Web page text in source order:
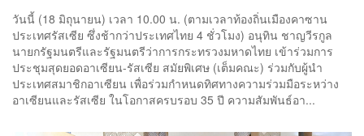
วันนี้ (18 มิถุนายน) เวลา 10.00 น. (ตามเวลาท้องถิ่นเมืองคาซาน
ประเทศรัสเซีย ซึ่งช้ากว่าประเทศไทย 4 ชั่วโมง) อนุทิน ชาญวีรกูล
นายกรัฐมนตรีและรัฐมนตรีว่าการกระทรวงมหาดไทย เข้าร่วมการ
ประชุมสุดยอดอาเซียน-รัสเซีย สมัยพิเศษ (เต็มคณะ) ร่วมกับผู้นำ
ประเทศสมาชิกอาเซียน เพื่อร่วมกำหนดทิศทางความร่วมมือระหว่าง
อาเซียนและรัสเซีย ในโอกาสครบรอบ 35 ปี ความสัมพันธ์อา...